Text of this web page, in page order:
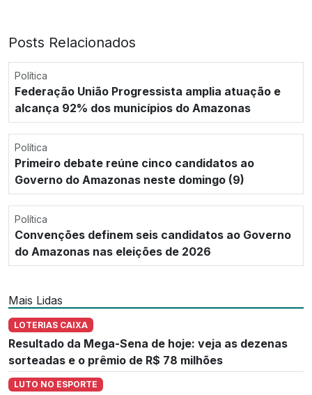
Posts Relacionados
Política
Federação União Progressista amplia atuação e
alcança 92% dos municípios do Amazonas
Política
Primeiro debate reúne cinco candidatos ao
Governo do Amazonas neste domingo (9)
Política
Convenções definem seis candidatos ao Governo
do Amazonas nas eleições de 2026
Mais Lidas
LOTERIAS CAIXA
Resultado da Mega-Sena de hoje: veja as dezenas
sorteadas e o prêmio de R$ 78 milhões
LUTO NO ESPORTE